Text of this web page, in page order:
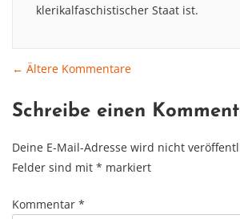
klerikalfaschistischer Staat ist.
Comment
← Ältere Kommentare
Schreibe einen
Deine E-Mail-Adresse wird nicht
Felder sind mit * markiert
Kommentar *